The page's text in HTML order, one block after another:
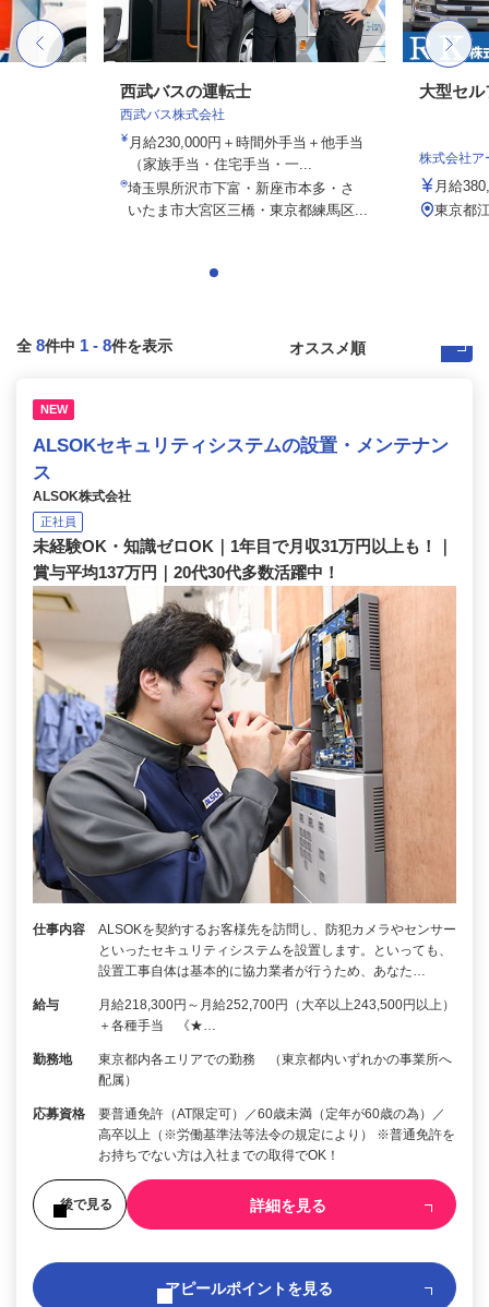
西武バスの運転士
西武バス株式会社
月給230,000円＋時間外手当＋他手当
（家族手当・住宅手当・一...
埼玉県所沢市下富・新座市本多・さ
いたま市大宮区三橋・東京都練馬区...
大型セ
株式会社ア
月給
東京都
全 8件中 1 - 8件を表示
NEW
ALSOKセキュリティシステムの設置・メンテナン
ス
ALSOK株式会社
正社員
未経験OK・知識ゼロOK｜1年目で月収31万円以上も！｜
賞与平均137万円｜20代30代多数活躍中！
仕事内容
ALSOKを契約するお客様先を訪問し、防犯カメラやセンサー
といったセキュリティシステムを設置します。といっても、
設置工事自体は基本的に協力業者が行うため、あなた…
給与
月給218,300円～月給252,700円（大卒以上243,500円以上）
＋各種手当 《★…
勤務地
東京都内各エリアでの勤務 （東京都内いずれかの事業所へ
配属）
応募資格
要普通免許（AT限定可）／60歳未満（定年が60歳の為）／
高卒以上（※労働基準法等法令の規定により） ※普通免許を
お持ちでない方は入社までの取得でOK！
後で見る 詳細を見る
アピールポイントを見る